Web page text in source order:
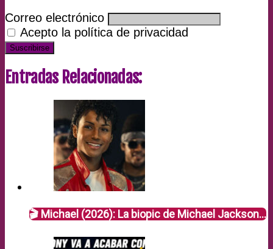
Correo electrónico
Acepto la política de privacidad
Entradas Relacionadas:
🎬 Michael (2026): La biopic de Michael Jackson…